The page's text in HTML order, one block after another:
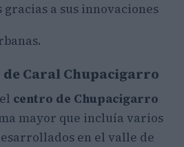
a sus innovaciones
Caral Chupacigarro
centro de Chupacigarro
mayor que incluía varios
en el valle de